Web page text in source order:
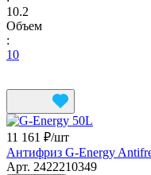
10.2
Объем
:
10
11 161 ₽/шт
Антифриз G-Energy
Арт. 2422210349